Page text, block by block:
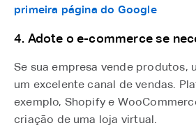
primeira página do Google
4. Adote o e-commerce se
Se sua empresa vende produtos,
um excelente canal de vendas.
exemplo, Shopify e
criação de uma loja virtual.